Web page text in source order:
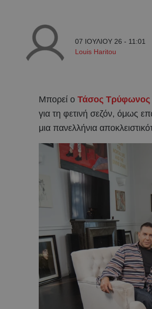
07 ΙΟΥΛΙΟΥ 26 - 11:01
Louis Haritou
Μπορεί ο Τάσος Τρύφωνος
για τη φετινή σεζόν, όμως
μια πανελλήνια